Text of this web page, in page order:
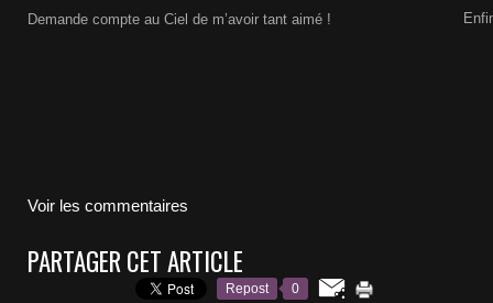
Demande compte au Ciel de m’avoir tant aimé !
Voir les commentaires
PARTAGER CET ARTICLE
Repost 0